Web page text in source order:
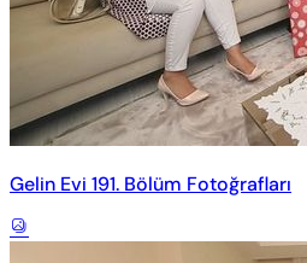
Gelin Evi 191. Bölüm Fotoğrafları